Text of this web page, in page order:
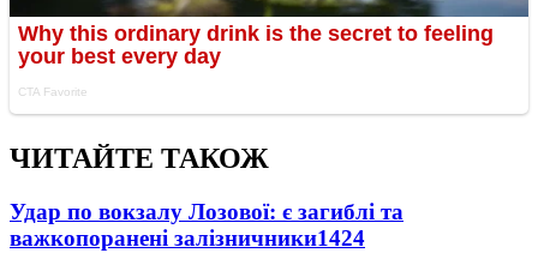
ЧИТАЙТЕ ТАКОЖ
Удар по вокзалу Лозової: є загиблі та
важкопоранені залізничники1424